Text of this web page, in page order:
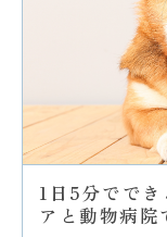
1日5分でで
アと動物病院